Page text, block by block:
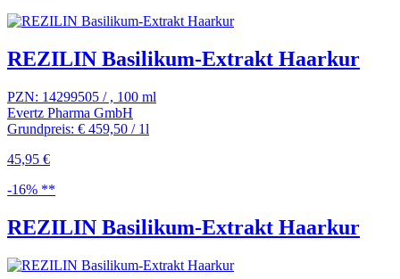
REZILIN Basilikum-Extrakt Haarkur
PZN: 14299505 / , 100 ml
Evertz Pharma GmbH
Grundpreis: € 459,50 / 1l
45,95 €
-16% **
REZILIN Basilikum-Extrakt Haarkur